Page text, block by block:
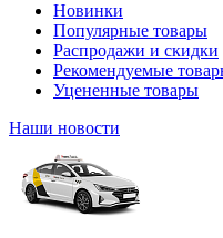
Новинки
Популярные товары
Распродажи и скидки
Рекомендуемые
Уцененные товары
Наши новости